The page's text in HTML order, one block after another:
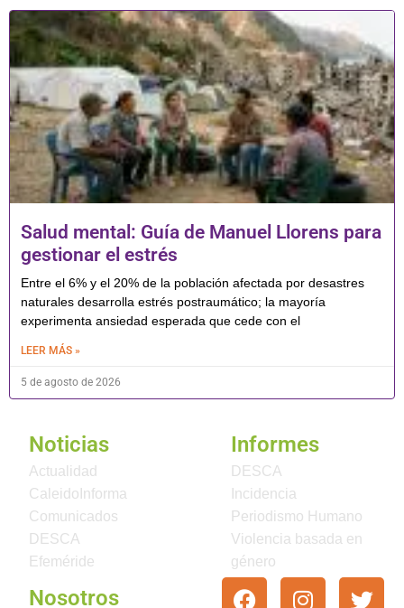
Salud mental: Guía de Manuel Llorens para
gestionar el estrés
Entre el 6% y el 20% de la población afectada por desastres
naturales desarrolla estrés postraumático; la mayoría
experimenta ansiedad esperada que cede con el
LEER MÁS »
5 de agosto de 2026
Noticias
Actualidad
CaleidoInforma
Comunicados
DESCA
Efeméride
Informes
DESCA
Incidencia
Periodismo Humano
Violencia basada en
género
Nosotros